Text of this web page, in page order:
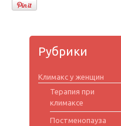
Рубрики
Климакс у женщин
Терапия при
климаксе
Постменопауза